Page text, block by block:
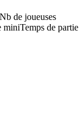
de joueuses
miniTemps de partie